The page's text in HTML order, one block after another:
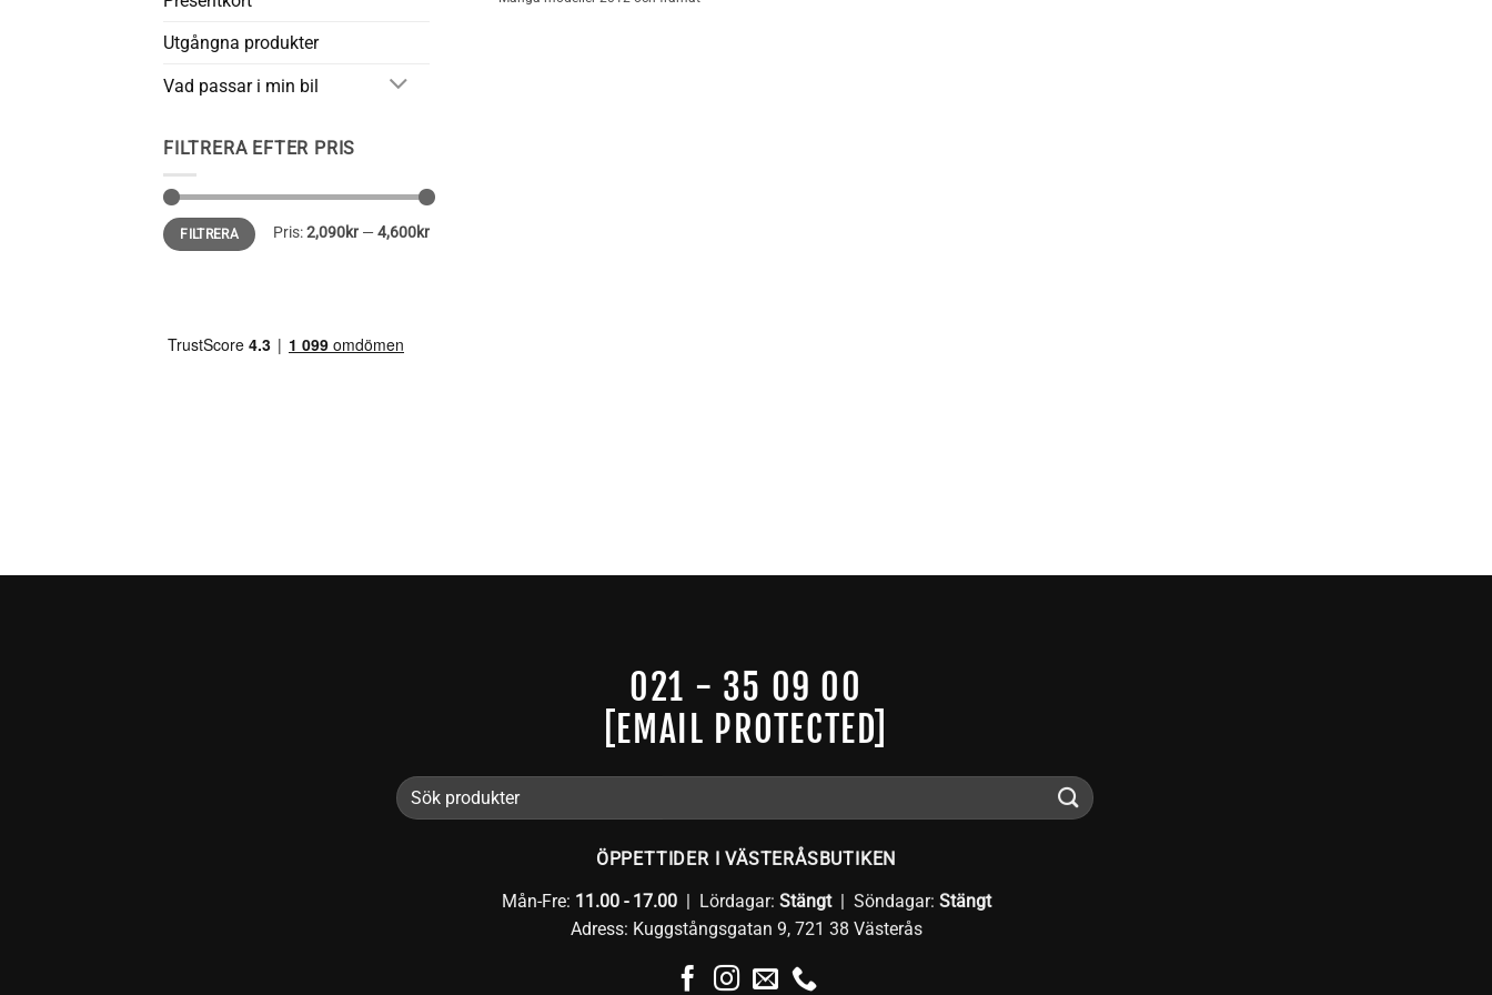
Utgångna produkter
Vad passar i min bil
FILTRERA EFTER PRIS
Min
pris
Max
prisFILTRERA Pris:2,090kr — 4,600kr
021 - 35 09 00
[EMAIL PROTECTED]
Sök
efter:
ÖPPETTIDER I VÄSTERÅSBUTIKEN
Mån-Fre: 11.00 - 17.00| Lördagar: Stängt | Söndagar: Stängt
Adress: Kuggstångsgatan 9, 721 38 Västerås